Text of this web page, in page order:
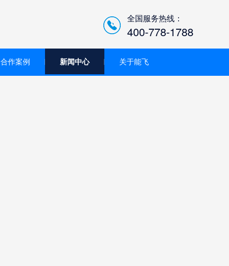
全国服务热线：
400-778-1788
合作案例 新闻中心 关于能飞